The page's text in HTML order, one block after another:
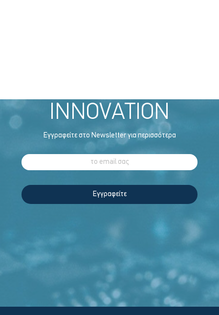
INNOVATION
Εγγραφείτε στο Newsletter για περισσότερα
Εγγραφείτε